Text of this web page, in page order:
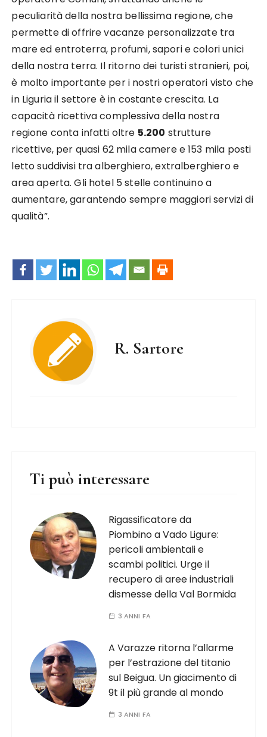
peculiarità della nostra bellissima regione, che
permette di offrire vacanze personalizzate tra
mare ed entroterra, profumi, sapori e colori unici
della nostra terra. Il ritorno dei turisti stranieri, poi,
è molto importante per i nostri operatori visto che
in Liguria il settore è in costante crescita. La
capacità ricettiva complessiva della nostra
regione conta infatti oltre 5.200 strutture
ricettive, per quasi 62 mila camere e 153 mila posti
letto suddivisi tra alberghiero, extralberghiero e
area aperta. Gli hotel 5 stelle continuino a
aumentare, garantendo sempre maggiori servizi di
qualità”.
R. Sartore
Ti può interessare
Rigassificatore da
Piombino a Vado Ligure:
pericoli ambientali e
scambi politici. Urge il
recupero di aree industriali
dismesse della Val Bormida
3 ANNI FA
A Varazze ritorna l’allarme
per l’estrazione del titanio
sul Beigua. Un giacimento di
9t il più grande al mondo
3 ANNI FA